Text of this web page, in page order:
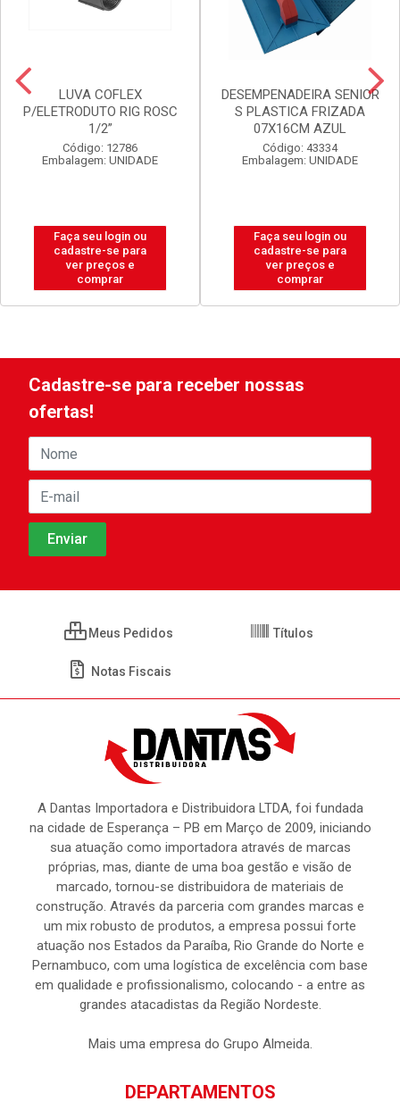
LUVA COFLEX
P/ELETRODUTO RIG ROSC
1/2”
Código: 12786
Embalagem: UNIDADE
Faça seu login ou
cadastre-se para
ver preços e
comprar
DESEMPENADEIRA SENIOR
S PLASTICA FRIZADA
07X16CM AZUL
Código: 43334
Embalagem: UNIDADE
Faça seu login ou
cadastre-se para
ver preços e
comprar
Cadastre-se para receber nossas
ofertas!
Meus Pedidos Títulos
Notas Fiscais
A Dantas Importadora e Distribuidora LTDA, foi fundada
na cidade de Esperança – PB em Março de 2009, iniciando
sua atuação como importadora através de marcas
próprias, mas, diante de uma boa gestão e visão de
marcado, tornou-se distribuidora de materiais de
construção. Através da parceria com grandes marcas e
um mix robusto de produtos, a empresa possui forte
atuação nos Estados da Paraíba, Rio Grande do Norte e
Pernambuco, com uma logística de excelência com base
em qualidade e profissionalismo, colocando - a entre as
grandes atacadistas da Região Nordeste.
Mais uma empresa do Grupo Almeida.
DEPARTAMENTOS